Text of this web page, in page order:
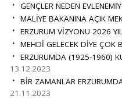
GENÇLER NEDEN
MALİYE BAKANINA AÇIK
ERZURUM VİZYONU 2026
MEHDİ GELECEK DİYE ÇOK
ERZURUMDA (1925-1960)
13.12.2023
BİR ZAMANLAR
21.11.2023